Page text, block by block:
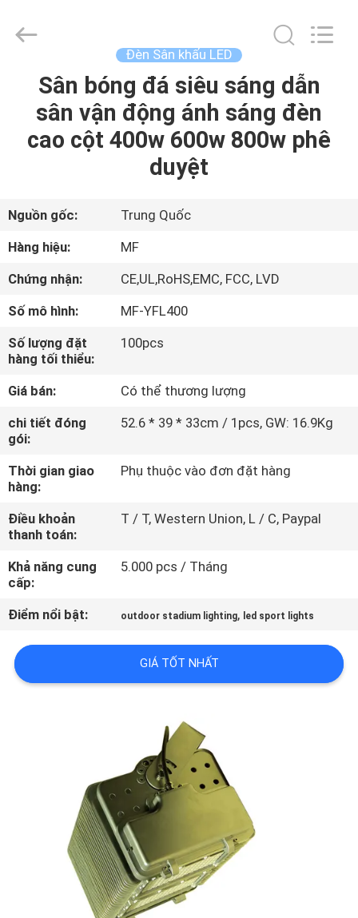
TRANG
CHỦ
PHẨM
VIDEO
VỀ
CHÚNG
TÔI
THAM
QUAN
NHÀ
MÁY
KIỂM
SOÁT
CHẤT
LƯỢNG
LIÊN
Feng
Lighting
Đèn Sân khấu LED
Sân bóng đá siêu sáng dẫn
sân vận động ánh sáng đèn
cao cột 400w 600w 800w phê
duyệt
Nguồn gốc:
Trung Quốc
Hàng hiệu:
MF
Chứng nhận:
CE,UL,RoHS,EMC, FCC, LVD
Số mô hình:
MF-YFL400
Số lượng đặt
hàng tối thiểu:
100pcs
Giá bán:
Có thể thương lượng
chi tiết đóng
gói:
52.6 * 39 * 33cm / 1pcs, GW: 16.9Kg
Thời gian giao
hàng:
Phụ thuộc vào đơn đặt hàng
Điều khoản
thanh toán:
T / T, Western Union, L / C, Paypal
Khả năng cung
cấp:
5.000 pcs / Tháng
Điểm nổi bật: outdoor stadium lighting, led sport lights
GIÁ TỐT NHẤT